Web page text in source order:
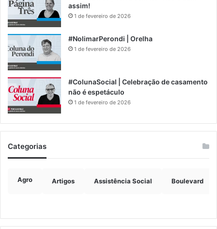
assim!
1 de fevereiro de 2026
#NolimarPerondi | Orelha
1 de fevereiro de 2026
#ColunaSocial | Celebração de casamento
não é espetáculo
1 de fevereiro de 2026
Categorias
Agro Artigos Assistência Social Boulevard